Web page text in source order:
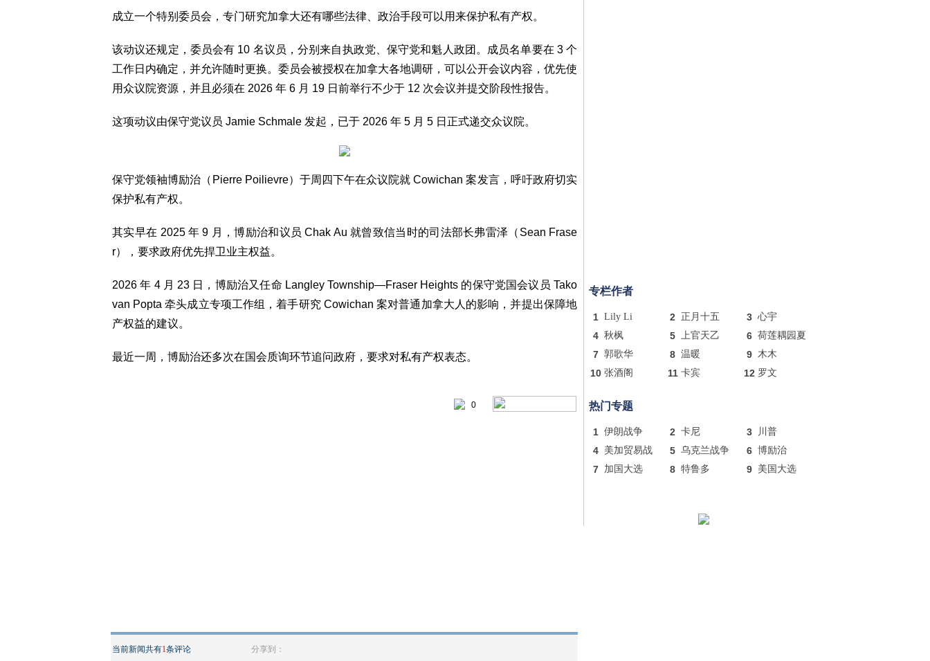
成立一个特别委员会，专门研究加拿大还有哪些法律、政治手段可以用来保护私有产权。
该动议还规定，委员会有 10 名议员，分别来自执政党、保守党和魁人政团。成员名单要在 3 个
工作日内确定，并允许随时更换。委员会被授权在加拿大各地调研，可以公开会议内容，优先使
用众议院资源，并且必须在 2026 年 6 月 19 日前举行不少于 12 次会议并提交阶段性报告。
这项动议由保守党议员 Jamie Schmale 发起，已于 2026 年 5 月 5 日正式递交众议院。
保守党领袖博励治（Pierre Poilievre）于周四下午在众议院就 Cowichan 案发言，呼吁政府切实
保护私有产权。
其实早在 2025 年 9 月，博励治和议员 Chak Au 就曾致信当时的司法部长弗雷泽（Sean Frase
r），要求政府优先捍卫业主权益。
2026 年 4 月 23 日，博励治又任命 Langley Township—Fraser Heights 的保守党国会议员 Tako
van Popta 牵头成立专项工作组，着手研究 Cowichan 案对普通加拿大人的影响，并提出保障地
产权益的建议。
最近一周，博励治还多次在国会质询环节追问政府，要求对私有产权表态。
0
当前新闻共有1条评论 分享到：
专栏作者
1 Lily Li 2 正月十五 3 心宇
4 秋枫 5 上官天乙 6 荷莲耦园夏
7 郭歌华 8 温暖 9 木木
10 张酒阁 11 卡宾 12 罗文
热门专题
1 伊朗战争 2 卡尼 3 川普
4 美加贸易战 5 乌克兰战争 6 博励治
7 加国大选 8 特鲁多 9 美国大选